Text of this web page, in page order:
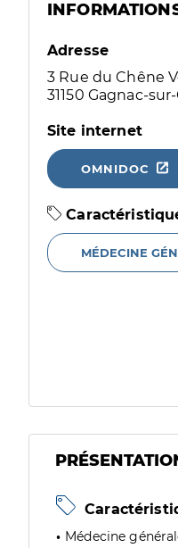
Adresse
3 Rue du Chêne
31150 Gagnac-
Site internet
OMNIDOC
MÉDECINE
Médecine